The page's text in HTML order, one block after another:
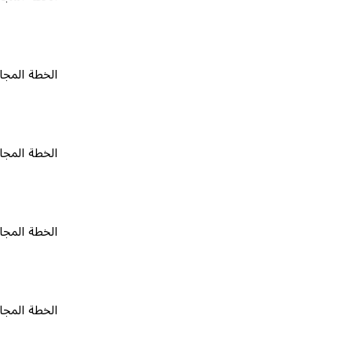
الخطة المجانية ٠
الخطة المجانية ٠
الخطة المجانية ٠
الخطة المجانية ٠